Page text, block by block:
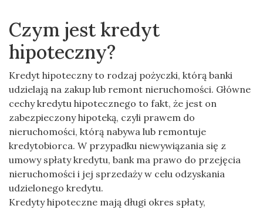
Czym jest kredyt
hipoteczny?
Kredyt hipoteczny to rodzaj pożyczki, którą banki
udzielają na zakup lub remont nieruchomości. Główne
cechy kredytu hipotecznego to fakt, że jest on
zabezpieczony hipoteką, czyli prawem do
nieruchomości, którą nabywa lub remontuje
kredytobiorca. W przypadku niewywiązania się z
umowy spłaty kredytu, bank ma prawo do przejęcia
nieruchomości i jej sprzedaży w celu odzyskania
udzielonego kredytu.
Kredyty hipoteczne mają długi okres spłaty,